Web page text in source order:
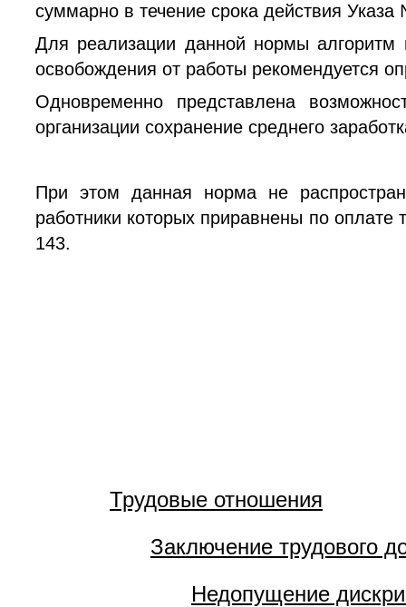
суммарно в течение срока действия
Для реализации данной нормы алгоритм
освобождения от работы рекомендуется
Одновременно представлена
организации сохранение среднего
При этом данная норма не
работники которых приравнены по
143.
Трудовые отношения
Заключение трудового
Недопущение